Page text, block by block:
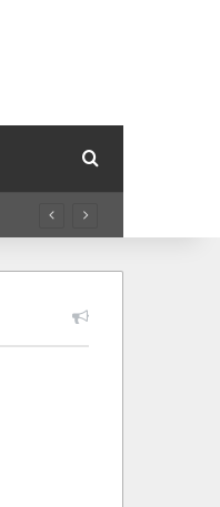
Cerca per